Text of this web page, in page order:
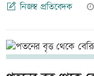
নিজস্ব প্রতিবেদক